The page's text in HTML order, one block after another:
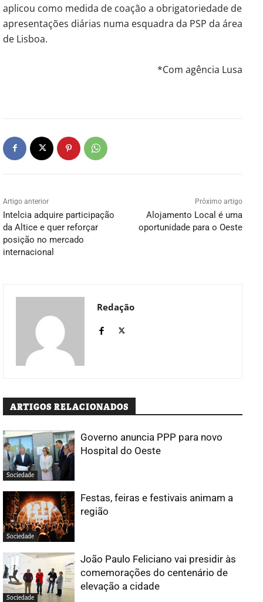
aplicou como medida de coação a obrigatoriedade de
apresentações diárias numa esquadra da PSP da área
de Lisboa.
*Com agência Lusa
Artigo anterior
Intelcia adquire participação
da Altice e quer reforçar
posição no mercado
internacional
Próximo artigo
Alojamento Local é uma
oportunidade para o Oeste
Redação
ARTIGOS RELACIONADOS
Sociedade
Governo anuncia PPP para novo
Hospital do Oeste
Sociedade
Festas, feiras e festivais animam a
região
Sociedade
João Paulo Feliciano vai presidir às
comemorações do centenário de
elevação a cidade